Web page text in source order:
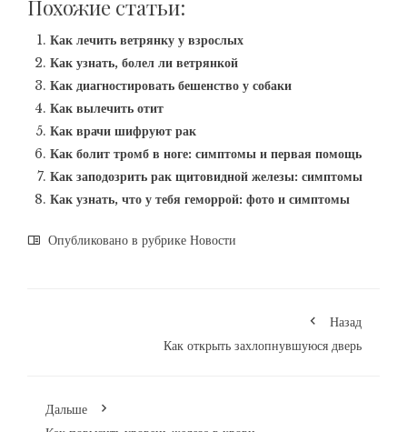
Похожие статьи:
Как лечить ветрянку у взрослых
Как узнать, болел ли ветрянкой
Как диагностировать бешенство у собаки
Как вылечить отит
Как врачи шифруют рак
Как болит тромб в ноге: симптомы и первая помощь
Как заподозрить рак щитовидной железы: симптомы
Как узнать, что у тебя геморрой: фото и симптомы
Опубликовано в рубрике Новости
Назад
Как открыть захлопнувшуюся дверь
Дальше